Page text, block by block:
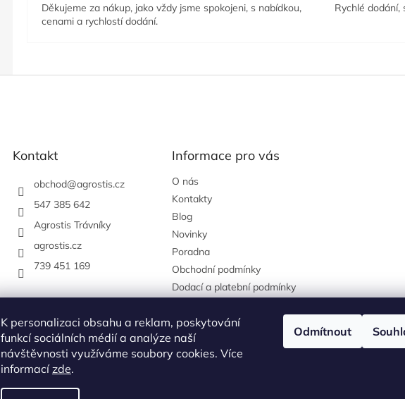
K personalizaci obsahu a reklam, poskytování
funkcí sociálních médií a analýze naší
návštěvnosti využíváme soubory cookies. Více
informacízde.
Odmítnout
Děkujeme za nákup, jako vždy jsme spokojeni, s nabídkou,
cenami a rychlostí dodání.
Rychlé dodání,
Kontakt
obchod@agrostis.cz
547 385 642
Agrostis Trávníky
agrostis.cz
739 451 169
Informace pro vás
O nás
Kontakty
Blog
Novinky
Poradna
Obchodní podmínky
Dodací a platební podmínky
údajů
Reklamace a vrácení zboží
agrostis.cz